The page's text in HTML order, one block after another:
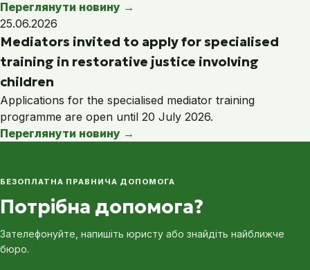
Переглянути новину →
25.06.2026
Mediators invited to apply for specialised
training in restorative justice involving
children
Applications for the specialised mediator training
programme are open until 20 July 2026.
Переглянути новину →
БЕЗОПЛАТНА ПРАВНИЧА ДОПОМОГА
Потрібна допомога?
Зателефонуйте, напишіть юристу або знайдіть найближче
бюро.